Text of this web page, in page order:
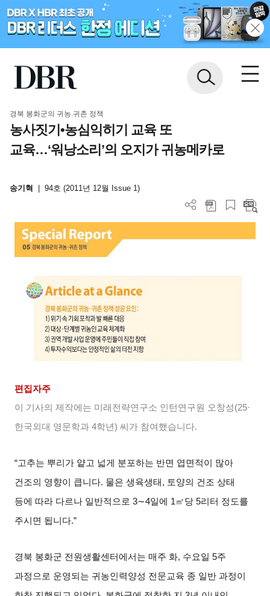
경북 봉화군의 귀농.귀촌 정책
농사짓기•농심익히기 교육 또
교육…‘워낭소리’의 오지가 귀농메카로
송기혁 94호 (2011년 12월 Issue 1)
편집자주
이 기사의 제작에는 미래전략연구소 인턴연구원 오창성(25·
한국외대 영문학과 4학년)씨가 참여했습니다.
“고추는 뿌리가 얕고 넓게 분포하는 반면 엽면적이 많아
건조의 영향이 큽니다. 물은 생육생태 , 토양의 건조 상태
등에 따라 다르나 일반적으로 3∼4일에 1㎡당 5리터 정도를
주시면 됩니다.”
경북 봉화군 전원생활센터에서는 매주 화, 수요일 5주
과정으로 운영되는 귀농인력양성 전문교육 종 일반 과정이